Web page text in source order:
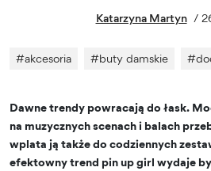
Katarzyna Martyn /
#akcesoria #buty damskie #
Dawne trendy powracają do łask.
na muzycznych scenach i balach
wplata ją także do codziennych
efektowny trend pin up girl wydaje